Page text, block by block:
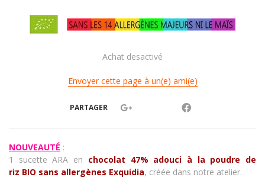
Achat desactivé
Envoyer cette page à un(e) ami(e)
PARTAGER
NOUVEAUTÉ :
1 sucette ARA en chocolat 47% adouci à la poudre de
riz BIO sans allergènes Exquidia, créée dans notre atelier.